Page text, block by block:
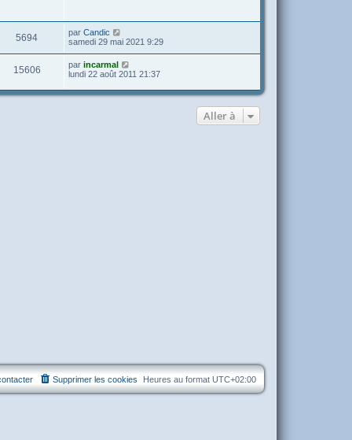
5694 par Candic
samedi 29 mai 2021 9:29
15606 par incarmal
lundi 22 août 2011 21:37
Aller à
Heures au format UTC+02:00
Supprimer les cookies